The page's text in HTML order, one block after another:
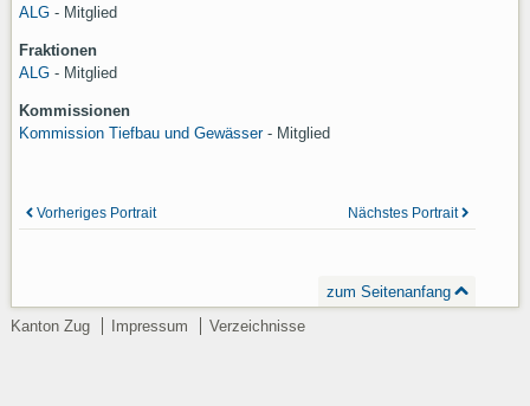
ALG- Mitglied
Fraktionen
ALG- Mitglied
Kommissionen
Kommission Tiefbau und Gewässer - Mitglied
Vorheriges Portrait Nächstes Portrait
zum Seitenanfang
Kanton Zug
Impressum Verzeichnisse